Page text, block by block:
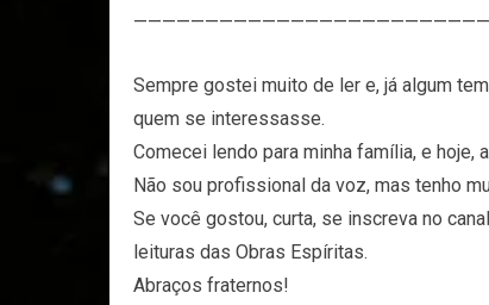
Sempre gostei muito de ler e, já algum
quem se interessasse.
Comecei lendo para minha família, e
Não sou profissional da voz, mas tenho
Se você gostou, curta, se inscreva no
leituras das Obras Espíritas.
Abraços fraternos!